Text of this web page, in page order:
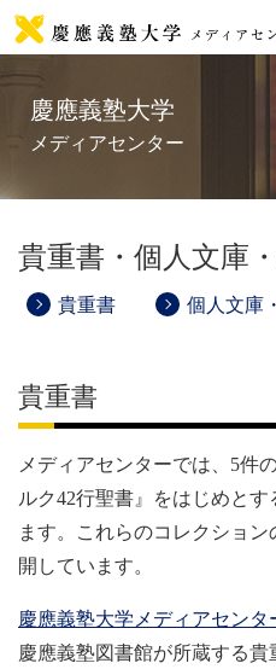
慶應義塾大学
メディアセンター
貴重書・個人文庫
貴重書 個人文庫
貴重書
メディアセンターでは、5件
ルク42行聖書』をはじめと
ます。これらのコレクショ
開しています。
慶應義塾大学メディアセン
慶應義塾図書館が所蔵する